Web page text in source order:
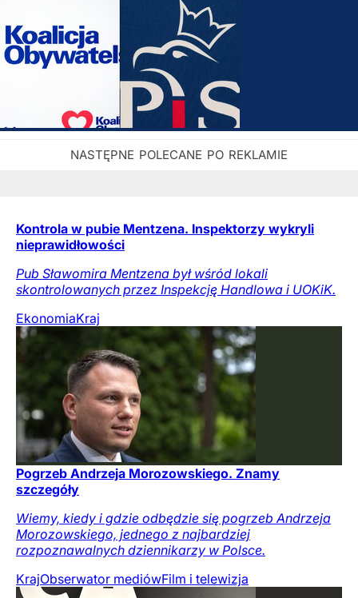
Kontrola w pubie Mentzena. Inspektorzy wykryli
nieprawidłowości
Pub Sławomira Mentzena był wśród lokali
skontrolowanych przez Inspekcję Handlowa i UOKiK.
EkonomiaKraj
Pogrzeb Andrzeja Morozowskiego. Znamy
szczegóły
Wiemy, kiedy i gdzie odbędzie się pogrzeb Andrzeja
Morozowskiego, jednego z najbardziej
rozpoznawalnych dziennikarzy w Polsce.
KrajObserwator mediówFilm i telewizja